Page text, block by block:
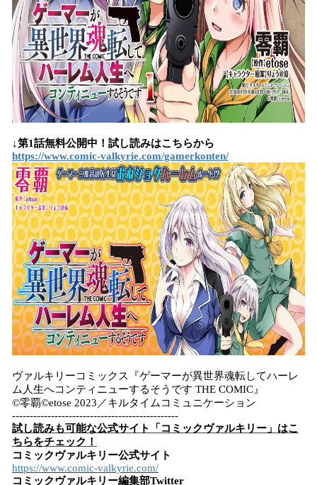
↓第1話無料公開中！試し読みはこちらから
https://www.comic-valkyrie.com/gamerkonten/
ヴァルキリーコミックス『ゲーマーが異世界魂転してハーレ
ム人生へコンティニューするそうです THE COMIC』
©零覇©etose 2023／キルタイムコミュニケーション
-----------------------------------------------
試し読みも可能な公式サイト「コミックヴァルキリー」はこ
ちらをチェック！
コミックヴァルキリー公式サイト
https://www.comic-valkyrie.com/
コミックヴァルキリー編集部Twitter